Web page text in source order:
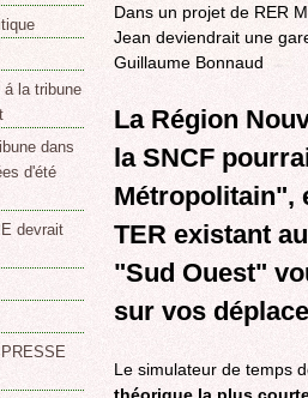
Dans un projet de RER
Jean deviendrait une
Guillaume Bonnaud
La Région
la SNCF
Métropolitain",
TER existant
"Sud Ouest"
sur vos
Le simulateur de temps
á la tribune
dans
d'été
devrait